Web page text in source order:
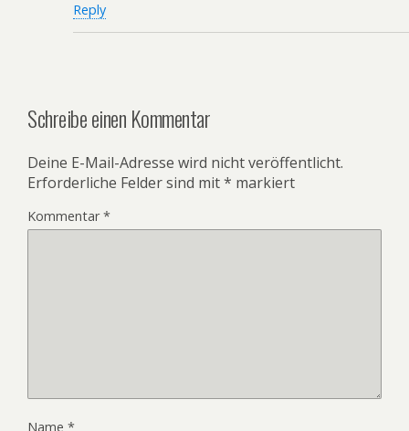
Reply
Schreibe einen Kommentar
Deine E-Mail-Adresse wird nicht veröffentlicht.
Erforderliche Felder sind mit* markiert
Kommentar*
Name *